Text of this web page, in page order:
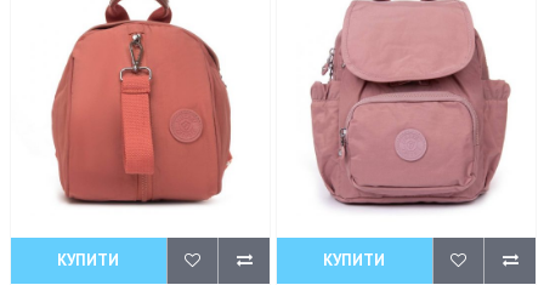
КУПИТИ КУПИТИ